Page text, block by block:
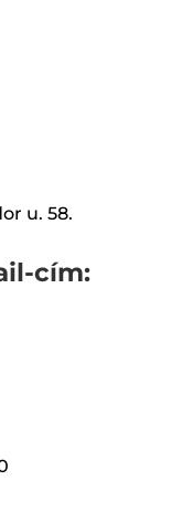
u. 58.
cím: